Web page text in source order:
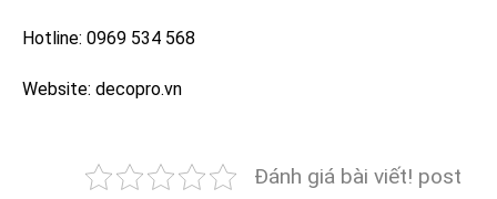
Hotline: 0969 534 568
Website: decopro.vn
Đánh giá bài viết! post